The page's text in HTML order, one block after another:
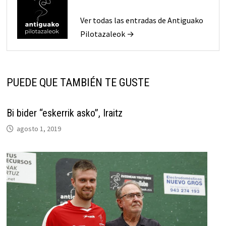
Ver todas las entradas de Antiguako
Pilotazaleok →
PUEDE QUE TAMBIÉN TE GUSTE
Bi bider “eskerrik asko”, Iraitz
agosto 1, 2019